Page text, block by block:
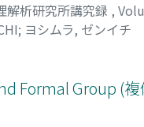
解析研究所講究録 ,
; ヨシムラ, ゼンイチ
Formal Group (